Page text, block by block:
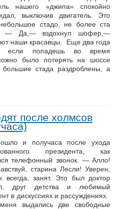
нашего «джипа» спокойно
выключив двигатель. Это
стадо, не более ста
— Да,— вздохнул шофер,—
наши красавцы. Еще два года
если попадешь во время
было потерять на шоссе
стада раздроблены, а
после холмсов
и получаса после ухода
президента, как
телефонный звонок. — Алло!
старина Лесли! Уверен,
всегда, занят. Это был доктор
друг детства и любимый
в дискуссиях и рассуждениях.
выдались две свободные